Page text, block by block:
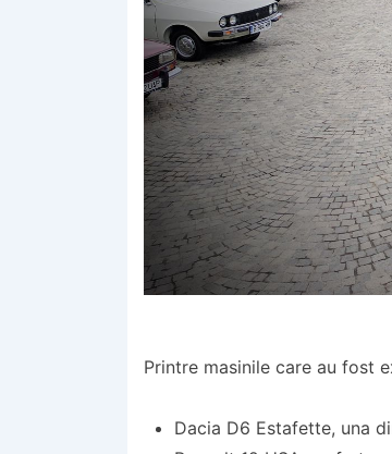
Printre masinile care au fost
Dacia D6 Estafette, una